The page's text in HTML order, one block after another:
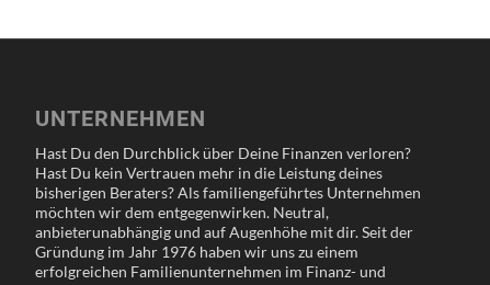
UNTERNEHMEN
Hast Du den Durchblick über Deine Finanzen verloren?
Hast Du kein Vertrauen mehr in die Leistung deines
bisherigen Beraters? Als familiengeführtes Unternehmen
möchten wir dem entgegenwirken. Neutral,
anbieterunabhängig und auf Augenhöhe mit dir. Seit der
Gründung im Jahr 1976 haben wir uns zu einem
erfolgreichen Familienunternehmen im Finanz- und